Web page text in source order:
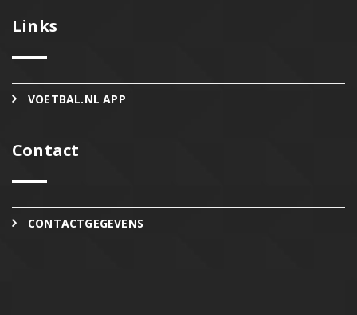
Links
VOETBAL.NL APP
Contact
CONTACTGEGEVENS